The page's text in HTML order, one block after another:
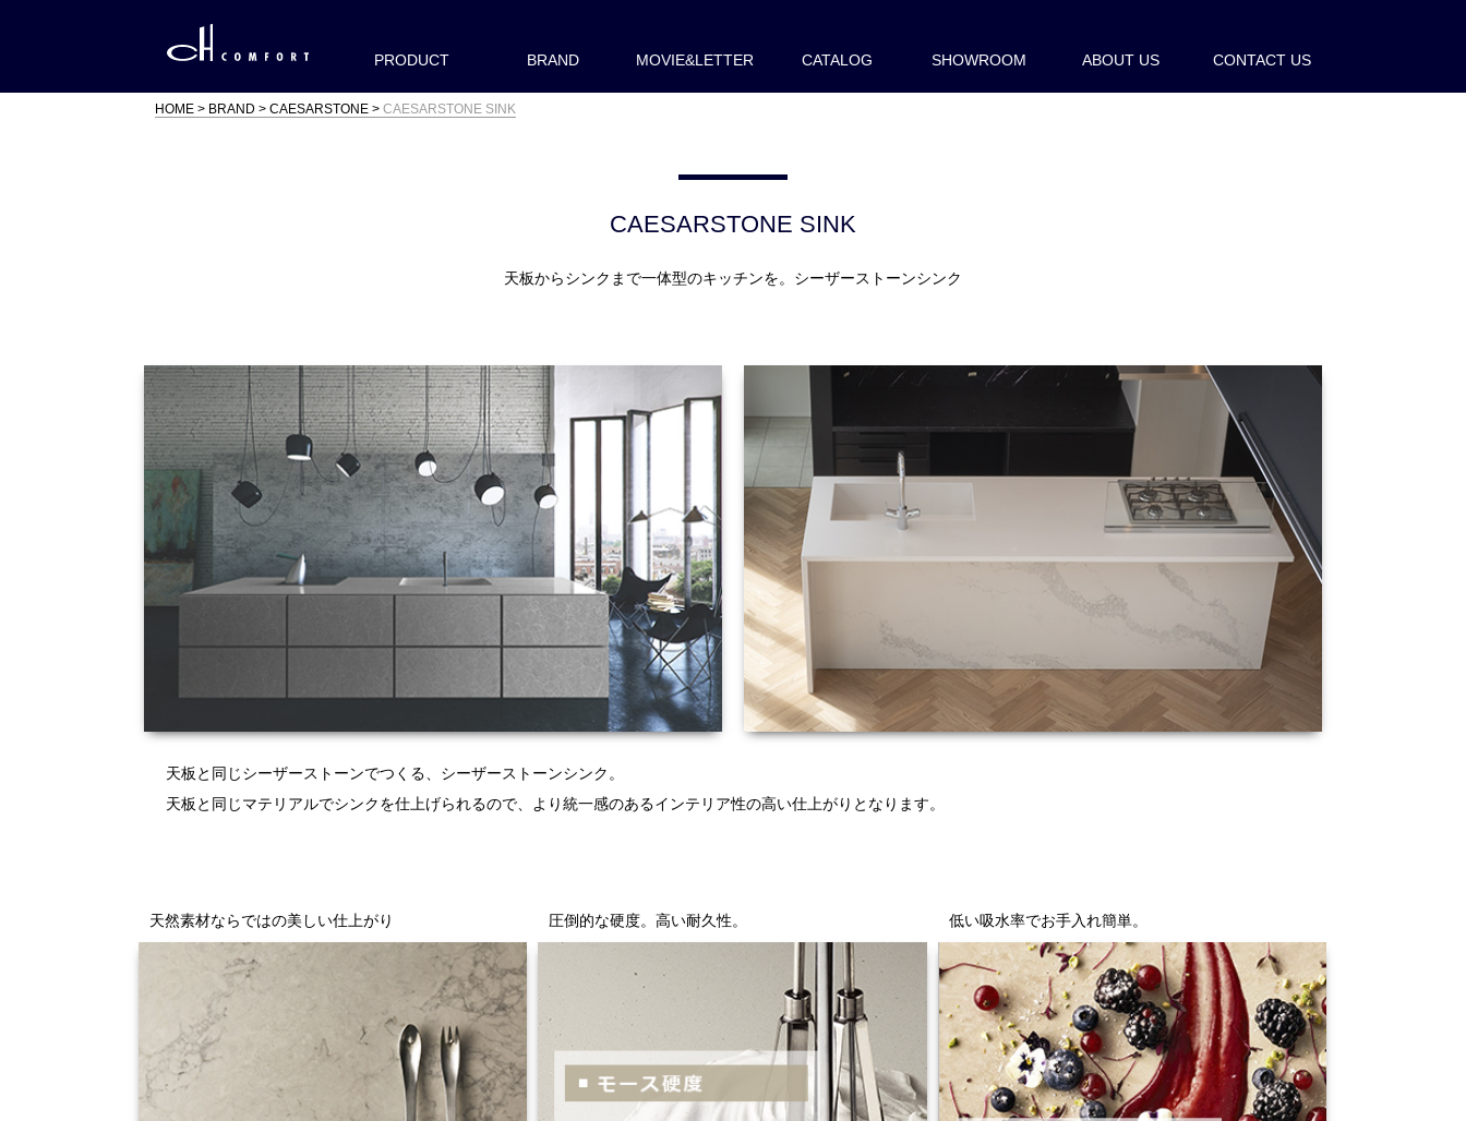
PRODUCT BRAND MOVIE&LETTER CATALOG SHOWROOM ABOUT US CONTACT US
HOME BRAND CAESARSTONE CAESARSTONE SINK
CAESARSTONE SINK
天板からシンクまで一体型のキッチンを。シーザーストーンシンク
天板と同じシーザーストーンでつくる、シーザーストーンシンク。
天板と同じマテリアルでシンクを仕上げられるので、より統一感のあるインテリア性の高い仕上がりとなります。
天然素材ならではの美しい仕上がり 圧倒的な硬度。高い耐久性。 低い吸水率でお手入れ簡単。